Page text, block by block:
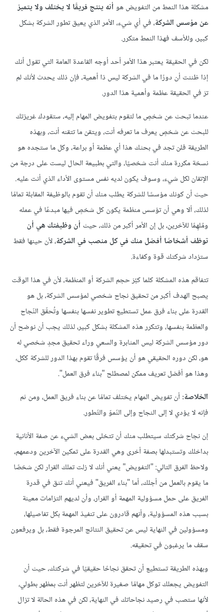
مشكلة هذا النمط من التفويض هوأنه ينتج فريقًا لا يختلف ولا يتميز
عن مؤسس الشركة، في أي شيء، الأمر الذي يعيق تطور الشركة بشكل
كبير، وللأسف فهذا النمط متكرر.
لكن في الحقيقة يعتبر هذا الأمر أحد أوجه القاعدة العامة التي تقول أنك
إذا ظننت أن دورًا ما في الشركة ليس ذا أهمية، فإن ذلك يحدث لأنك لم
ترَ في الحقيقة عظمة وأهمية هذا الدور.
عندما تبحث عن شخصٍ ما لتقوم بتفويض المهام إليه، ستقودك غريزتك
للبحث عن شخصٍ يعرف ما تعرفه أنت، ويتقن ما تتقنه أنت، وبهذه
الطريقة فلن تجد في بحثك هذا أي عظمة أو براعة، وكل ما ستجده هو
نسخة مكررة منك أنت شخصيًا، والتي بطبيعة الحال ليست على درجة من
الإتقان لكل شيء، وسوف يكون لديه نفس مستوى الأداء الذي أنت عليه.
حيث أن كونك مؤسسًا للشركة يطلب منك أن تقوم بالوظيفة المقابلة تمامًا
لذلك، ألا وهي أن تؤسس منظمة يكون كل شخصٍ فيها مبدعًا في عمله
ومُلهِمًا للآخرين، بل إن الأمر أكبر من ذلك، حيث أن وظيفتك هي أن
توظف أشخاصًا أفضل منك في كل منصب في الشركة، لأن حينها فقط
ستزداد شركتك قوة وكفاءة.
تتفاقم هذه المشكلة كلما كبُرَ حجم الشركة أو المنظمة، لأن في هذا الوقت
يصبح الهدف أكبر من تحقيق نجاح شخصي لمؤسس الشركة، بل هو
القدرة على بناء فرق عمل تستطيع تطوير نفسها بنفسها وتُحقّق النّجاح
والعظمة بنفسها، وتتكرر هذه المشكلة بشكل كبير، لذلك يجب أن نوضح أن
دور مؤسس الشركة ليس المثابرة والسعي وراء تحقيق مجدٍ شخصي له
هو، لكن دوره الحقيقي هو أن يؤسس فرقًا تقوم بهذا الدور للشركة ككل،
وهذا هو أفضل تعريف ممكن لمصطلح "بناء فرق العمل".
الخلاصة: أن تفويض المهام يختلف تمامًا عن بناء فريق العمل، ومن ثم
فإنه لا يؤدي لا إلى النجاح وإلى النّموّ والتّطور.
إن نجاح شركتك سيتطلب منك أن تتخلى بعض الشيء عن صفة الأنانية
بداخلك وتستبدلها بصفة أخرى وهي القدرة على تمكين الآخرين ودعمهم،
ولاحظ الفرق التالي: "التفويض" يعني أنك لا زلت تملك القرار لكن شخصًا
ما يقوم بالعمل من أجلك، أما "بناء الفريق" فيعني أنك تثق في قدرة
الفريق على حمل مسؤولية المهمة أو القرار، وأن لديهم التزامات معينة
بسبب هذه المسؤولية، وأنهم قادرون على تنفيذ المهمة بكل تفاصيلها،
ومسؤولين في النهاية ليس عن تحقيق النتائج المرجوة فقط، بل ويرفعون
سقف ما يرغبون في تحقيقه.
وبهذه الطريقة تستطيع أن تحقق نجاحًا حقيقيًا في شركتك، حيث أن
التفويض يجعلك توكل مهامًا صغيرة للآخرين لتظهر أنت بمظهر بطولي،
لأنها ستصب في رصيد نجاحاتك في النهاية، لكن في هذه الحالة لا تزال